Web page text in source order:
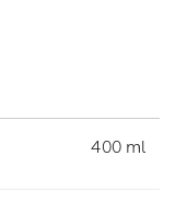
Volume
400 ml